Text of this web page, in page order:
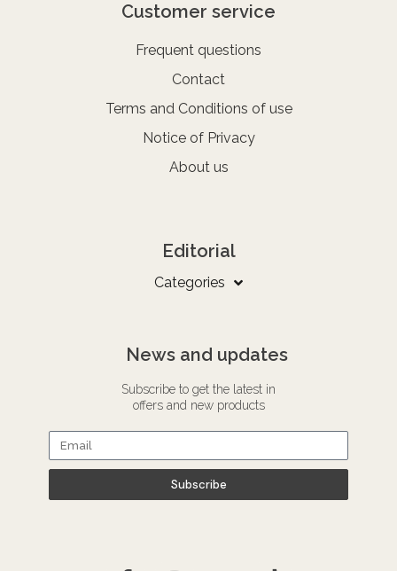
Customer service
Frequent questions
Contact
Terms and Conditions of use
Notice of Privacy
About us
Editorial
Categories
News and updates
Subscribe to get the latest in
offers and new products
Subscribe